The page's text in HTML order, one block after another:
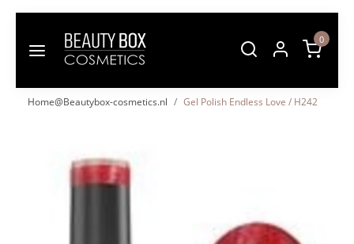
0
Home@Beautybox-cosmetics.nl Gel Polish Endless Love / H242